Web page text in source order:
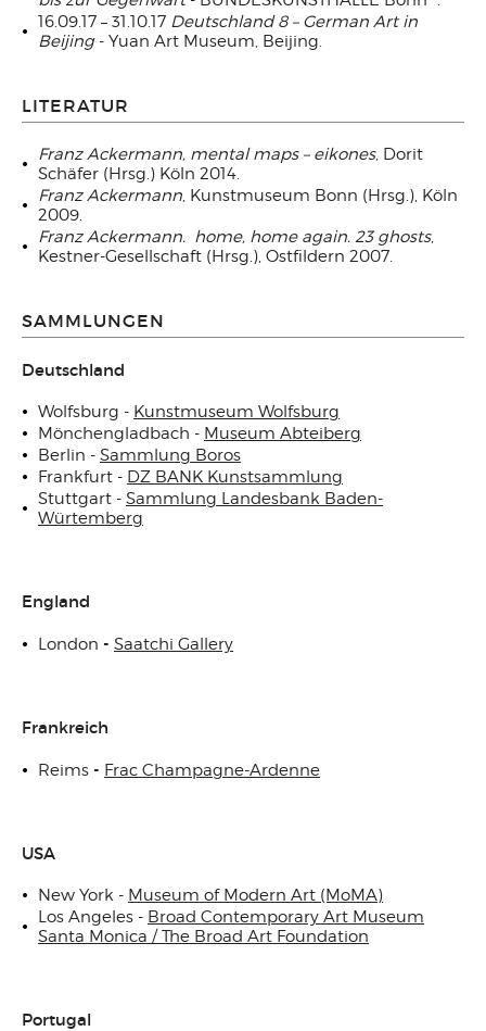
16.09.17 – 31.10.17 Deutschland 8 – German Art in
Beijing- Yuan Art Museum, Beijing.
LITERATUR
Franz Ackermann, mental maps – eikones, Dorit
Schäfer (Hrsg.) Köln 2014.
Franz Ackermann, Kunstmuseum Bonn (Hrsg.), Köln
2009.
Franz Ackermann. home, home again. 23 ghosts,
Kestner-Gesellschaft (Hrsg.), Ostfildern 2007.
SAMMLUNGEN
Deutschland
Wolfsburg - Kunstmuseum Wolfsburg
Mönchengladbach - Museum Abteiberg
Berlin - Sammlung Boros
Frankfurt - DZ BANK Kunstsammlung
Stuttgart - Sammlung Landesbank Baden-
Würtemberg
England
London - Saatchi Gallery
Frankreich
Reims - Frac Champagne-Ardenne
USA
New York - Museum of Modern Art (MoMA)
Los Angeles - Broad Contemporary Art Museum
Santa Monica / The Broad Art Foundation
Portugal